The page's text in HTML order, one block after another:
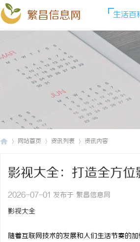
繁昌信息网 生活百
网站首页 资讯列表 资讯内容
影视大全：打造全方
2026-07-01 发布于 繁昌信息网
影视大全
随着互联网技术的发展和人们生活节奏的